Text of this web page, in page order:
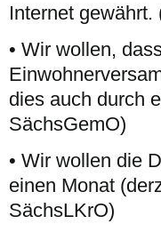
Internet
• Wir wollen,
dies auch durch
SächsGemO)
• Wir wollen die
einen Monat
SächsLKrO)